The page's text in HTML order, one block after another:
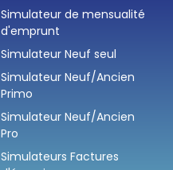
Simulateur de mensualité
d'emprunt
Simulateur Neuf seul
Simulateur Neuf/Ancien
Primo
Simulateur Neuf/Ancien
Pro
Simulateurs Factures